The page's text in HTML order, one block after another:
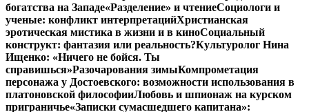
богатства на Западе«Разделение» и чтениеСоциологи и
ученые: конфликт интерпретацийХристианская
эротическая мистика в жизни и в киноСоциальный
конструкт: фантазия или реальность?Культуролог Нина
Ищенко: «Ничего не бойся. Ты
справишься»Разочарования зимыКомпрометация
персонажа у Достоевского: возможности использования в
платоновской философииЛюбовь и шпионаж на курском
приграничье«Записки сумасшедшего капитана»: